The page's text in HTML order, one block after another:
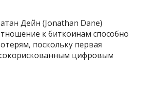
Дейн (Jonathan Dane)
к биткоинам способно
поскольку первая
цифровым